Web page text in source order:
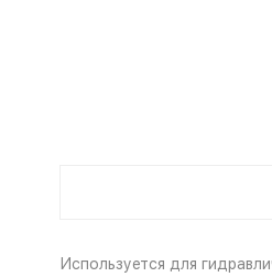
Используется для